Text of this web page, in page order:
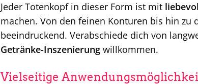
Jeder Totenkopf in dieser Form ist mit
machen. Von den feinen Konturen bis hin zu
beeindruckend. Verabschiede dich von
Getränke-Inszenierung willkommen.
Vielseitige